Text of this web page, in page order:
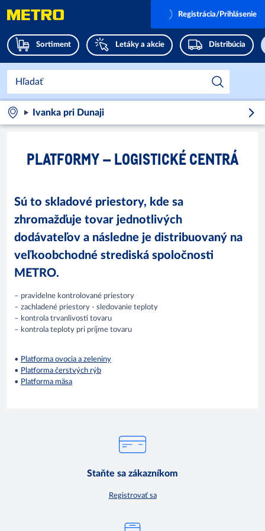
Sortiment Letáky a akcie Distribúcia
Registrácia/Prihlásenie
Ivanka pri Dunaji
PLATFORMY – LOGISTICKÉ CENTRÁ
Sú to skladové priestory, kde sa
zhromažďuje tovar jednotlivých
dodávateľov a následne je distribuovaný na
veľkoobchodné strediská spoločnosti
METRO.
– pravidelne kontrolované priestory
– zachladené priestory - sledovanie teploty
– kontrola trvanlivosti tovaru
– kontrola teploty pri príjme tovaru
• Platforma ovocia a zeleniny
• Platforma čerstvých rýb
• Platforma mäsa
Staňte sa zákazníkom
Registrovať sa